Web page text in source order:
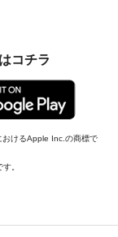
コチラ
けるApple Inc.の商標で
。